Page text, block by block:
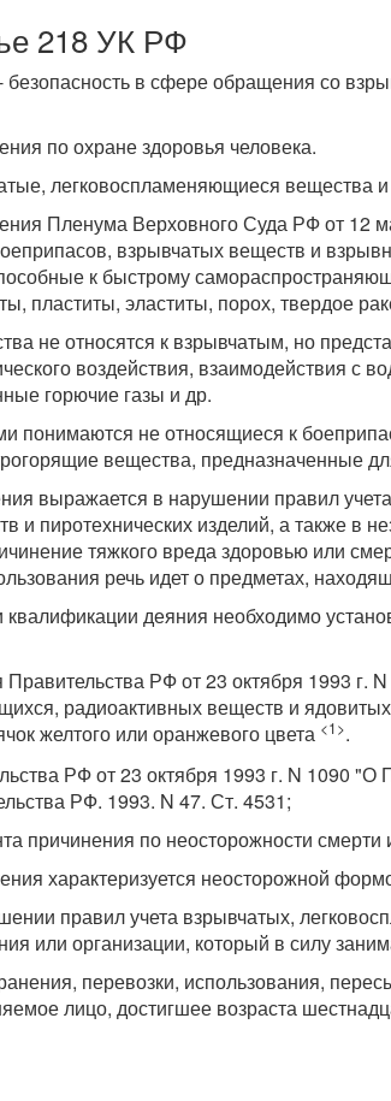
218 УК РФ
безопасность в сфере обращения со
по охране здоровья человека.
легковоспламеняющиеся вещества и
Пленума Верховного Суда РФ от 12
взрывчатых веществ и
к быстрому
пластиты, эластиты, порох, твердое
не относятся к взрывчатым, но
воздействия, взаимодействия
горючие газы и др.
понимаются не относящиеся к
вещества, предназначенные
выражается в нарушении правил
и пиротехнических изделий, а также в
тяжкого вреда здоровью или
речь идет о предметах,
деяния необходимо
РФ от 23 октября 1993 г.
радиоактивных веществ и
желтого или оранжевого цвета <1>.
РФ от 23 октября 1993 г. N 1090
РФ. 1993. N 47. Ст. 4531;
причинения по неосторожности
характеризуется неосторожной
правил учета взрывчатых,
или организации, который в силу
перевозки, использования,
лицо, достигшее возраста